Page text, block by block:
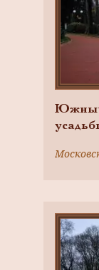
Южный